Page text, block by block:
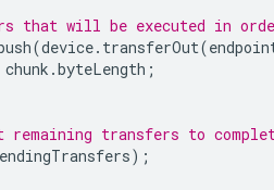
that will be executed in
(device. transferOut(
chunk .byteLength ;
transfers to
);